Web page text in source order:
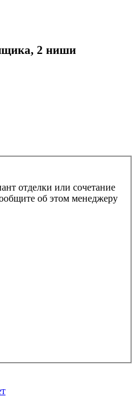
2 ниши
отделки или сочетание
об этом менеджеру